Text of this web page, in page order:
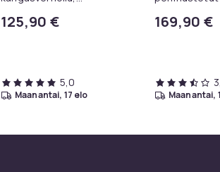
125,90 €
5,0
maanantai, 17 elo
169,90 €
maanantai,